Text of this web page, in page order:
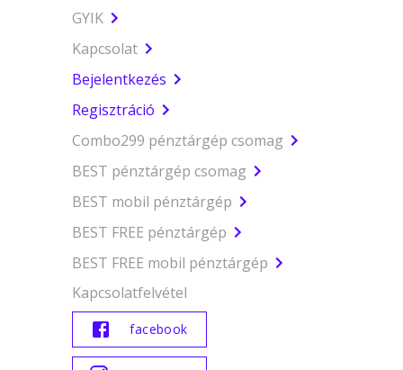
GYIK
Kapcsolat
Bejelentkezés
Regisztráció
Combo299 pénztárgép csomag
BEST pénztárgép csomag
BEST mobil pénztárgép
BEST FREE pénztárgép
BEST FREE mobil pénztárgép
Kapcsolatfelvétel
facebook